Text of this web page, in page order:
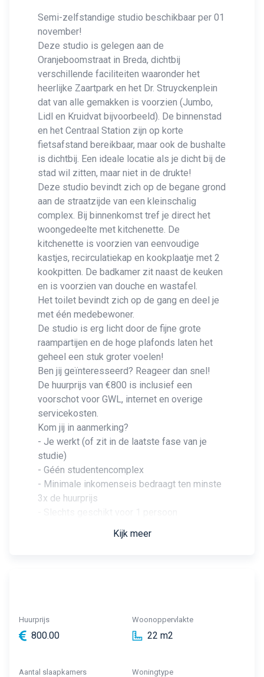
Semi-zelfstandige studio beschikbaar per 01
november!
Deze studio is gelegen aan de
Oranjeboomstraat in Breda, dichtbij
verschillende faciliteiten waaronder het
heerlijke Zaartpark en het Dr. Struyckenplein
dat van alle gemakken is voorzien (Jumbo,
Lidl en Kruidvat bijvoorbeeld). De binnenstad
en het Centraal Station zijn op korte
fietsafstand bereikbaar, maar ook de bushalte
is dichtbij. Een ideale locatie als je dicht bij de
stad wil zitten, maar niet in de drukte!
Deze studio bevindt zich op de begane grond
aan de straatzijde van een kleinschalig
complex. Bij binnenkomst tref je direct het
woongedeelte met kitchenette. De
kitchenette is voorzien van eenvoudige
kastjes, recirculatiekap en kookplaatje met 2
kookpitten. De badkamer zit naast de keuken
en is voorzien van douche en wastafel.
Het toilet bevindt zich op de gang en deel je
met één medebewoner.
De studio is erg licht door de fijne grote
raampartijen en de hoge plafonds laten het
geheel een stuk groter voelen!
Ben jij geïnteresseerd? Reageer dan snel!
De huurprijs van €800 is inclusief een
voorschot voor GWL, internet en overige
servicekosten.
Kom jij in aanmerking?
- Je werkt (of zit in de laatste fase van je
studie)
- Géén studentencomplex
- Minimale inkomenseis bedraagt ten minste
3x de huurprijs
Kijk meer
Huurprijs
800.00
Woonoppervlakte
22 m2
Aantal slaapkamers Woningtype